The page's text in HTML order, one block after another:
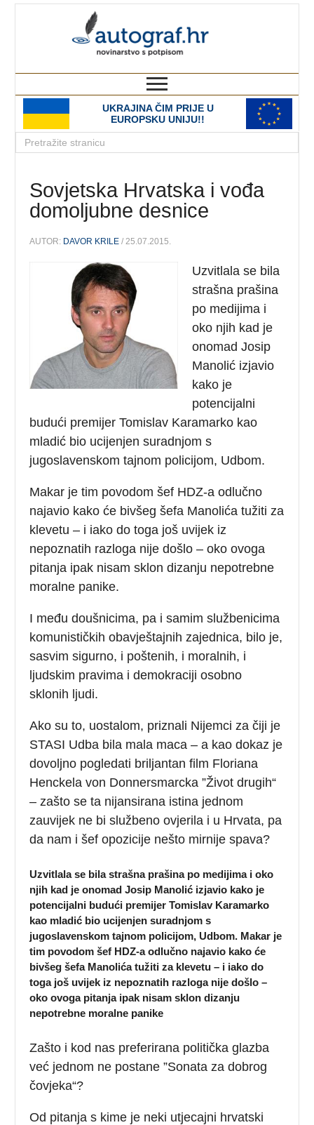
UKRAJINA ČIM PRIJE U
EUROPSKU UNIJU!!
Sovjetska Hrvatska i vođa
domoljubne desnice
AUTOR: DAVOR KRILE / 25.07.2015.
Uzvitlala se bila
strašna prašina
po medijima i
oko njih kad je
onomad Josip
Manolić izjavio
kako je
potencijalni
budući premijer Tomislav Karamarko kao
mladić bio ucijenjen suradnjom s
jugoslavenskom tajnom policijom, Udbom.
Makar je tim povodom šef HDZ-a odlučno
najavio kako će bivšeg šefa Manolića tužiti za
klevetu – i iako do toga još uvijek iz
nepoznatih razloga nije došlo – oko ovoga
pitanja ipak nisam sklon dizanju nepotrebne
moralne panike.
I među doušnicima, pa i samim službenicima
komunističkih obavještajnih zajednica, bilo je,
sasvim sigurno, i poštenih, i moralnih, i
ljudskim pravima i demokraciji osobno
sklonih ljudi.
Ako su to, uostalom, priznali Nijemci za čiji je
STASI Udba bila mala maca – a kao dokaz je
dovoljno pogledati briljantan film Floriana
Henckela von Donnersmarcka ”Život drugih“
– zašto se ta nijansirana istina jednom
zauvijek ne bi službeno ovjerila i u Hrvata, pa
da nam i šef opozicije nešto mirnije spava?
Uzvitlala se bila strašna prašina po medijima i oko
njih kad je onomad Josip Manolić izjavio kako je
potencijalni budući premijer Tomislav Karamarko
kao mladić bio ucijenjen suradnjom s
jugoslavenskom tajnom policijom, Udbom. Makar je
tim povodom šef HDZ-a odlučno najavio kako će
bivšeg šefa Manolića tužiti za klevetu – i iako do
toga još uvijek iz nepoznatih razloga nije došlo –
oko ovoga pitanja ipak nisam sklon dizanju
nepotrebne moralne panike
Zašto i kod nas preferirana politička glazba
već jednom ne postane ”Sonata za dobrog
čovjeka“?
Od pitanja s kime je neki utjecajni hrvatski